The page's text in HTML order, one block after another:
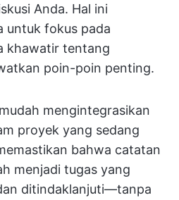
Anda. Hal ini
untuk fokus pada
khawatir tentang
poin-poin penting.
mengintegrasikan
proyek yang sedang
bahwa catatan
menjadi tugas yang
ditindaklanjuti—tanpa